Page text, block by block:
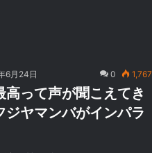
6月24日 0 1,767
高って声が聞こえてき
ジヤマンバがインパラ